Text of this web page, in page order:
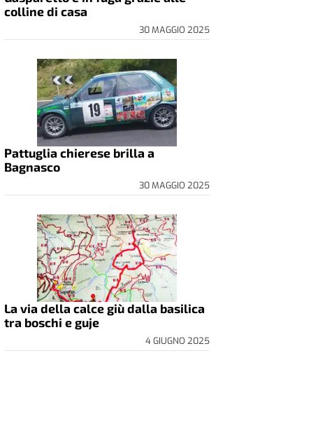
colline di casa
30 MAGGIO 2025
Pattuglia chierese brilla a
Bagnasco
30 MAGGIO 2025
La via della calce giù dalla basilica
tra boschi e guje
4 GIUGNO 2025